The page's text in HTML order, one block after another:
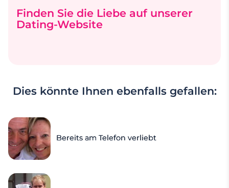
Finden Sie die Liebe auf unserer
Dating-Website
Dies könnte Ihnen ebenfalls gefallen:
Bereits am Telefon verliebt